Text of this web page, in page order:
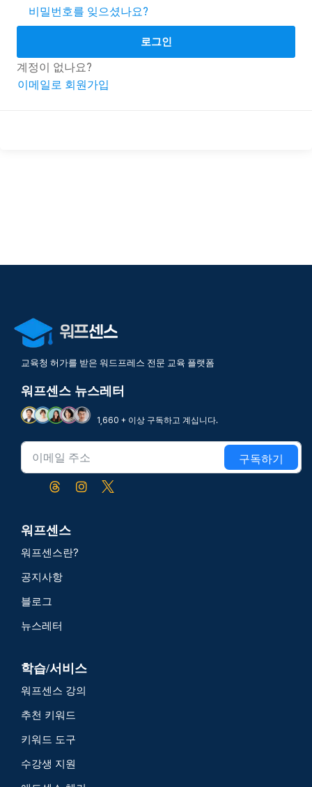
비밀번호를 잊으셨나요?
로그인
계정이 없나요?
이메일로 회원가입
교육청 허가를 받은 워드프레스 전문 교육 플랫폼
워프센스 뉴스레터
1,660 + 이상 구독하고 계십니다.
구독하기
워프센스
워프센스란?
공지사항
블로그
뉴스레터
학습/서비스
워프센스 강의
추천 키워드
키워드 도구
수강생 지원